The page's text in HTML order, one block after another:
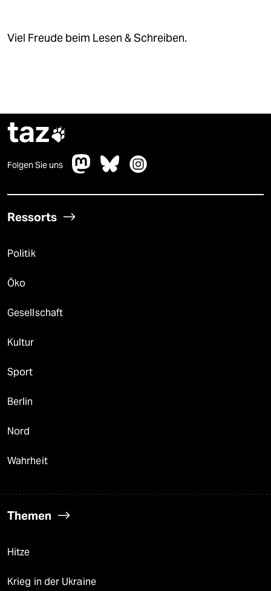
Viel Freude beim Lesen & Schreiben.
taz
Folgen Sie uns
Ressorts
Politik
Öko
Gesellschaft
Kultur
Sport
Berlin
Nord
Wahrheit
Themen
Hitze
Krieg in der Ukraine